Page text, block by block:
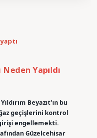
Yapıldı
Beyazıt’ın bu
geçişlerini kontrol
engellemekti.
Güzelcehisar